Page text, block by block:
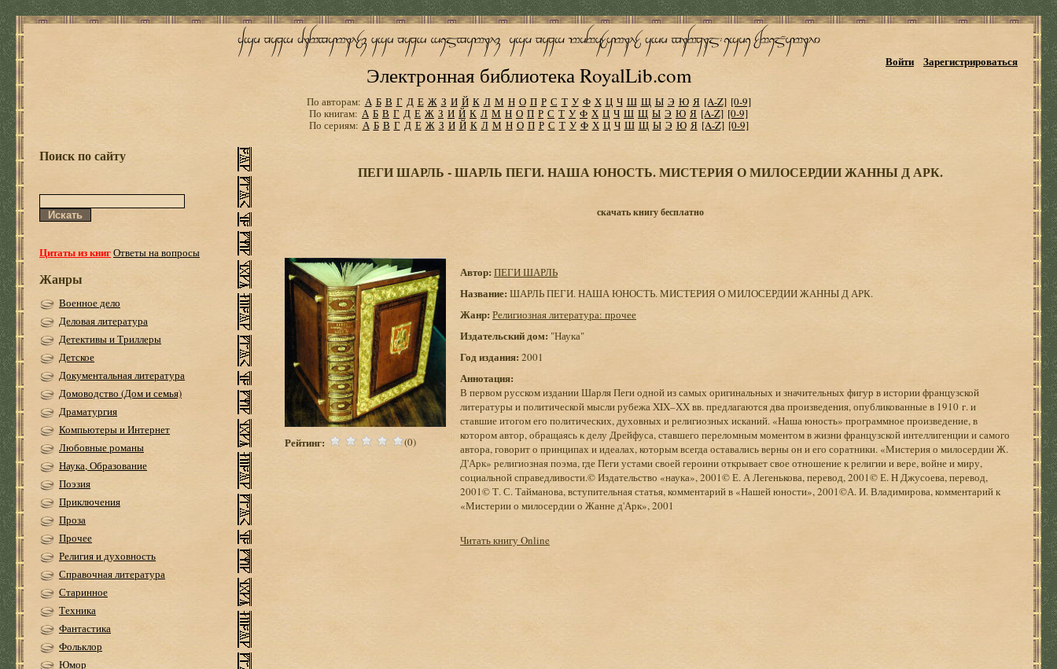
Электронная библиотека RoyalLib.com
Войти Зарегистрироваться
По авторам: А Б В Г Д Е Ж З И Й К Л М Н О П Р С Т У Ф Х Ц Ч Ш Щ Ы Э Ю Я [A-Z] [0-9]
По книгам: А Б В Г Д Е Ж З И Й К Л М Н О П Р С Т У Ф Х Ц Ч Ш Щ Ы Э Ю Я [A-Z] [0-9]
По сериям: А Б В Г Д Е Ж З И Й К Л М Н О П Р С Т У Ф Х Ц Ч Ш Щ Ы Э Ю Я [A-Z] [0-9]
Поиск по сайту
Цитаты из книгОтветы на вопросы
Жанры
Военное дело
Деловая литература
Детективы и Триллеры
Детское
Документальная литература
Домоводство (Дом и семья)
Драматургия
Компьютеры и Интернет
Любовные романы
Наука, Образование
Поэзия
Приключения
Проза
Прочее
Религия и духовность
Справочная литература
Старинное
Техника
Фантастика
Фольклор
Юмор
ПЕГИ ШАРЛЬ - ШАРЛЬ ПЕГИ. НАША ЮНОСТЬ. МИСТЕРИЯ О МИЛОСЕРДИИ ЖАННЫ Д АРК.
скачать книгу бесплатно
Рейтинг: (0)
Автор: ПЕГИ ШАРЛЬ
Название: ШАРЛЬ ПЕГИ. НАША ЮНОСТЬ. МИСТЕРИЯ О МИЛОСЕРДИИ ЖАННЫ Д АРК.
Жанр: Религиозная литература: прочее
Издательский дом: "Наука"
Год издания: 2001
Аннотация:
В первом русском издании Шарля Пеги одной из самых оригинальных и значительных фигур в истории французской
литературы и политической мысли рубежа XIX–XX вв. предлагаются два произведения, опубликованные в 1910 г. и
ставшие итогом его политических, духовных и религиозных исканий. «Наша юность» программное произведение, в
котором автор, обращаясь к делу Дрейфуса, ставшего переломным моментом в жизни французской интеллигенции и самого
автора, говорит о принципах и идеалах, которым всегда оставались верны он и его соратники. «Мистерия о милосердии Ж.
Д'Арк» религиозная поэма, где Пеги устами своей героини открывает свое отношение к религии и вере, войне и миру,
социальной справедливости.© Издательство «наука», 2001© Е. А Легенькова, перевод, 2001© Е. H Джусоева, перевод,
2001© Т. С. Тайманова, вступительная статья, комментарий в «Нашей юности», 2001©А. И. Владимирова, комментарий к
«Мистерии о милосердии о Жанне д'Арк», 2001
Читать книгу Online